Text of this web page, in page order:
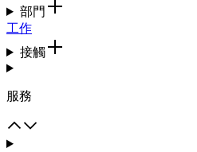
部門
工作
接觸
服務